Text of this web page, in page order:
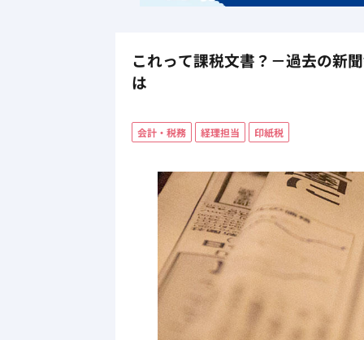
これって課税文書？－過去の新
は
会計・税務 経理担当 印紙税